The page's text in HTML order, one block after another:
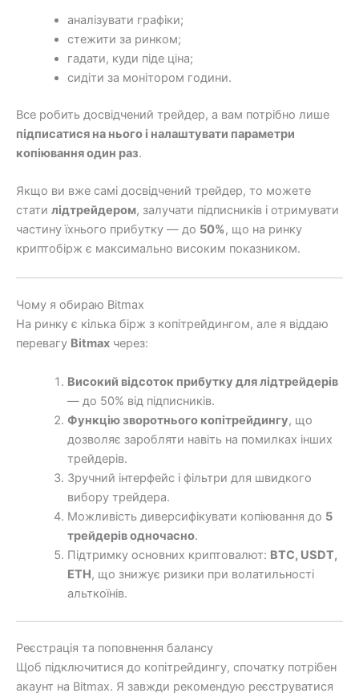
аналізувати графіки;
стежити за ринком;
гадати, куди піде ціна;
сидіти за монітором години.
Все робить досвідчений трейдер, а вам потрібно лише
підписатися на нього і налаштувати параметри
копіювання один раз.
Якщо ви вже самі досвідчений трейдер, то можете
стати лідтрейдером, залучати підписників і отримувати
частину їхнього прибутку — до 50%, що на ринку
криптобірж є максимально високим показником.
Чому я обираю Bitmax
На ринку є кілька бірж з копітрейдингом, але я віддаю
перевагу Bitmax через:
Високий відсоток прибутку для лідтрейдерів
— до 50% від підписників.
Функцію зворотнього копітрейдингу, що
дозволяє заробляти навіть на помилках інших
трейдерів.
Зручний інтерфейс і фільтри для швидкого
вибору трейдера.
Можливість диверсифікувати копіювання до 5
трейдерів одночасно.
Підтримку основних криптовалют: BTC, USDT,
ETH, що знижує ризики при волатильності
альткоїнів.
Реєстрація та поповнення балансу
Щоб підключитися до копітрейдингу, спочатку потрібен
акаунт на Bitmax. Я завжди рекомендую реєструватися